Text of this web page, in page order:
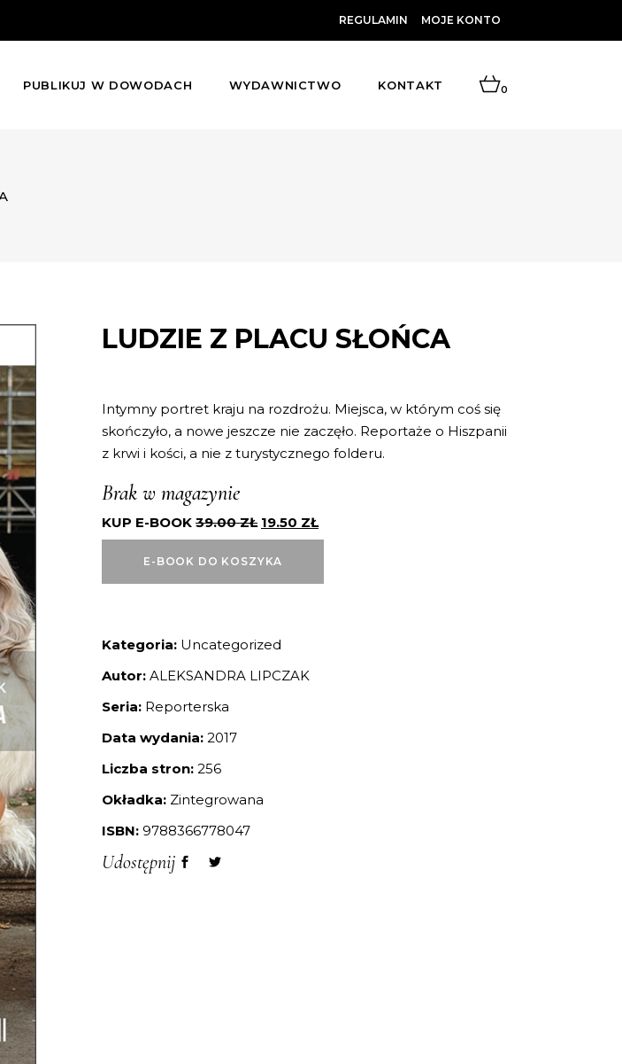
REGULAMIN MOJE KONTO
PUBLIKUJ W DOWODACH WYDAWNICTWO KONTAKT 0
LUDZIE Z PLACU SŁOŃCA
Intymny portret kraju na rozdrożu. Miejsca, w którym coś się
skończyło, a nowe jeszcze nie zaczęło. Reportaże o Hiszpanii
z krwi i kości, a nie z turystycznego folderu.
Brak w magazynie
KUP E-BOOK 39.00ZŁ 19.50 ZŁ
E-BOOK DO KOSZYKA
Kategoria: Uncategorized
Autor: ALEKSANDRA LIPCZAK
Seria: Reporterska
Data wydania: 2017
Liczba stron: 256
Okładka: Zintegrowana
ISBN: 9788366778047
Udostępnij